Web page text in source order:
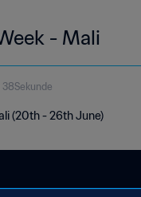
- Mali
(20th - 26th June)